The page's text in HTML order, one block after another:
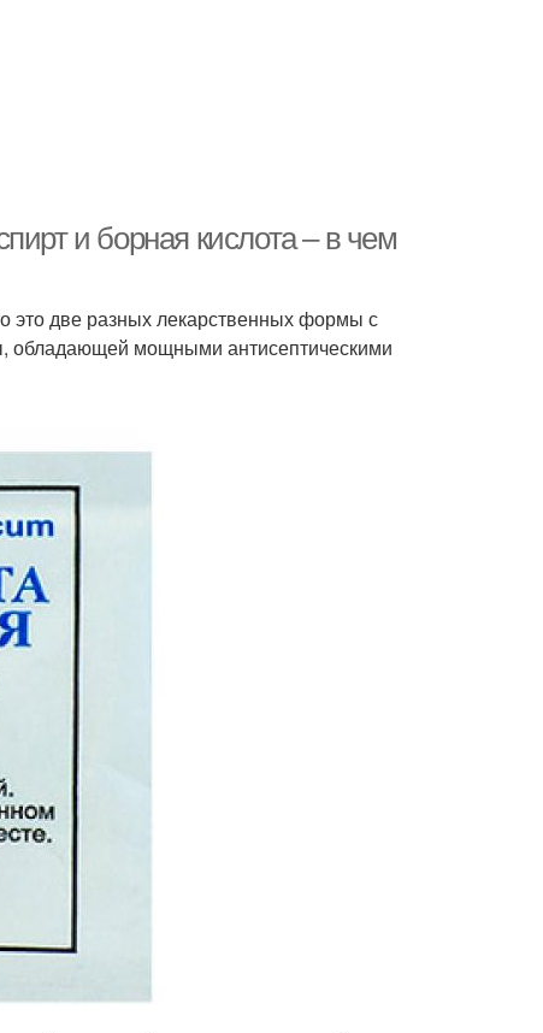
и борная кислота – в чем
это две разных лекарственных формы с
обладающей мощными антисептическими